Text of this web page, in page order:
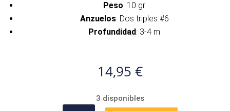
Peso: 10 gr
Anzuelos: Dos triples #6
Profundidad: 3-4 m
14,95 €
3 disponibles